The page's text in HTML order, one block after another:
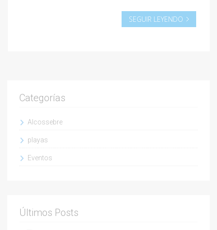
SEGUIR LEYENDO
Categorías
Alcossebre
playas
Eventos
Últimos Posts